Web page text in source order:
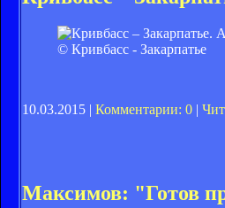
© Кривбасс - Закарпатье
10.03.2015 | Комментарии: 0
Максимов: "Готов